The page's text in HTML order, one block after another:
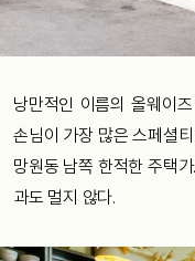
낭만적인 이름의 올웨이
손님이 가장 많은 스페셜
망원동 남쪽 한적한 주택
과도 멀지 않다.